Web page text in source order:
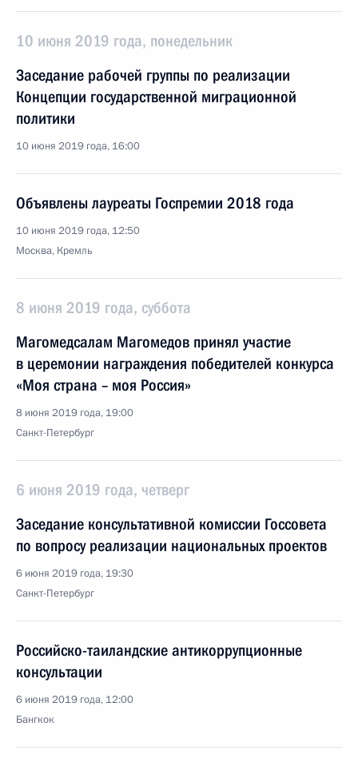
10 июня 2019 года, понедельник
Заседание рабочей группы по реализации
Концепции государственной миграционной
политики
10 июня 2019 года, 16:00
Объявлены лауреаты Госпремии 2018 года
10 июня 2019 года, 12:50
Москва, Кремль
8 июня 2019 года, суббота
Магомедсалам Магомедов принял участие
в церемонии награждения победителей конкурса
«Моя страна – моя Россия»
8 июня 2019 года, 19:00
Санкт-Петербург
6 июня 2019 года, четверг
Заседание консультативной комиссии Госсовета
по вопросу реализации национальных проектов
6 июня 2019 года, 19:30
Санкт-Петербург
Российско-таиландские антикоррупционные
консультации
6 июня 2019 года, 12:00
Бангкок